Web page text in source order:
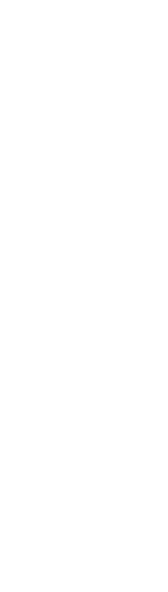
ICE-10
Investigadores" per a